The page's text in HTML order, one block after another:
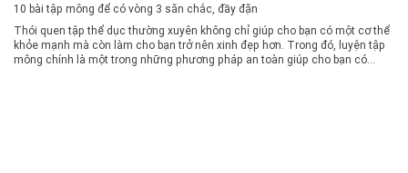
10 bài tập mông để có vòng 3 săn chắc, đầy đặn
Thói quen tập thể dục thường xuyên không chỉ giúp cho bạn có một cơ thể
khỏe mạnh mà còn làm cho bạn trở nên xinh đẹp hơn. Trong đó, luyện tập
mông chính là một trong những phương pháp an toàn giúp cho bạn có